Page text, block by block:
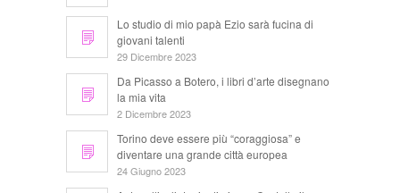
Lo studio di mio papà Ezio sarà fucina di
giovani talenti
29 Dicembre 2023
Da Picasso a Botero, i libri d’arte disegnano
la mia vita
2 Dicembre 2023
Torino deve essere più “coraggiosa” e
diventare una grande città europea
24 Giugno 2023